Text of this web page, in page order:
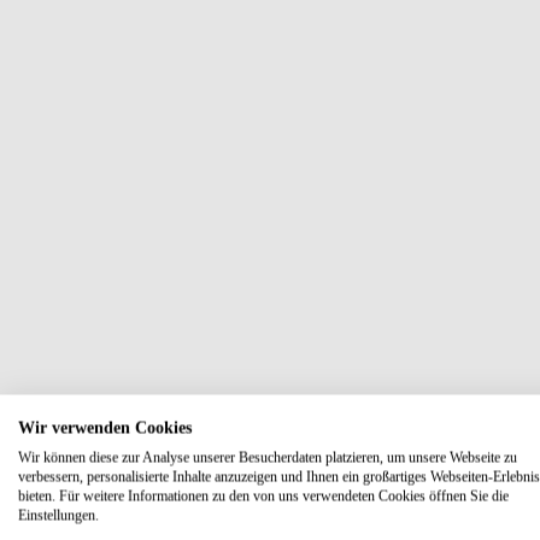
Wir verwenden Cookies
Wir können diese zur Analyse unserer Besucherdaten platzieren, um unsere Webseite zu
verbessern, personalisierte Inhalte anzuzeigen und Ihnen ein großartiges Webseiten-
bieten. Für weitere Informationen zu den von uns verwendeten Cookies öffnen Sie die
Einstellungen.